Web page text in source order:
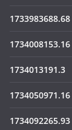
1733983688.68
1734008153.16
1734013191.3
1734050971.16
1734092265.93